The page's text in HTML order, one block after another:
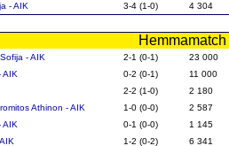
- AIK 3-4 (1-0) 4 304
- AIK 2-1 (0-1)
23 000
AIK 0-2 (0-1)
11 000
2-2 (1-0)
2 180
Athinon - AIK 1-0 (0-0)
2 587
AIK 0-1 (0-0)
1 145
1-2 (0-2) 6 341